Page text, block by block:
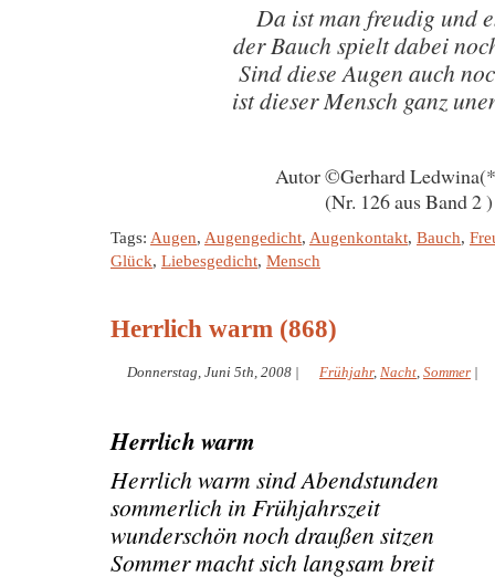
Da ist man freudig und
der Bauch spielt dabei
Sind diese Augen auch
ist dieser Mensch ganz
Autor ©Gerhard
(Nr. 126 aus Band 2 )
Tags: Augen, Augengedicht, Augenkontakt, Bauch,
Glück, Liebesgedicht, Mensch
Herrlich warm (868)
Donnerstag, Juni 5th, 2008 | Frühjahr, Nacht, Sommer |
Herrlich warm
Herrlich warm sind Abendstunden
sommerlich in Frühjahrszeit
wunderschön noch draußen sitzen
Sommer macht sich langsam breit